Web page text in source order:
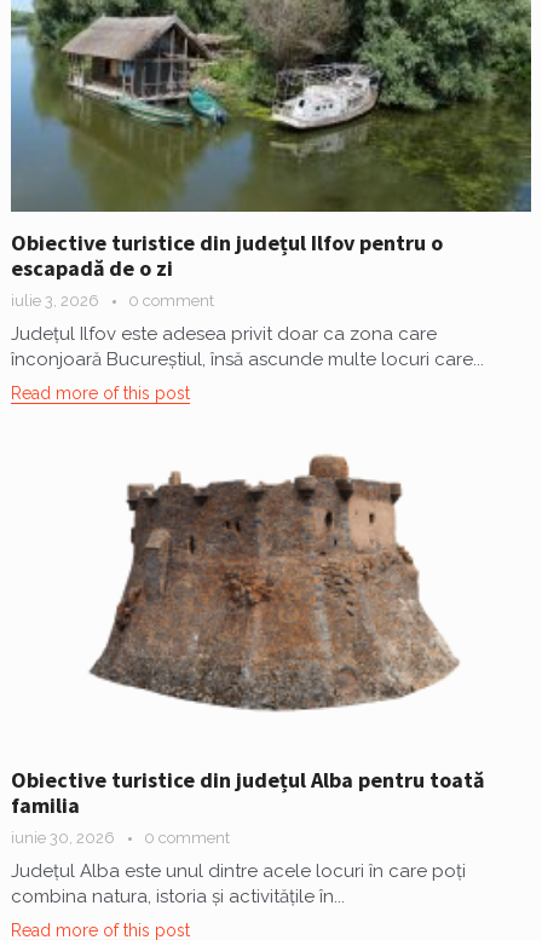
Obiective turistice din județul Ilfov pentru o
escapadă de o zi
iulie 3, 2026 0 comment
Județul Ilfov este adesea privit doar ca zona care
înconjoară Bucureștiul, însă ascunde multe locuri care...
Read more of this post
Obiective turistice din județul Alba pentru toată
familia
iunie 30, 2026 0 comment
Județul Alba este unul dintre acele locuri în care poți
combina natura, istoria și activitățile în...
Read more of this post